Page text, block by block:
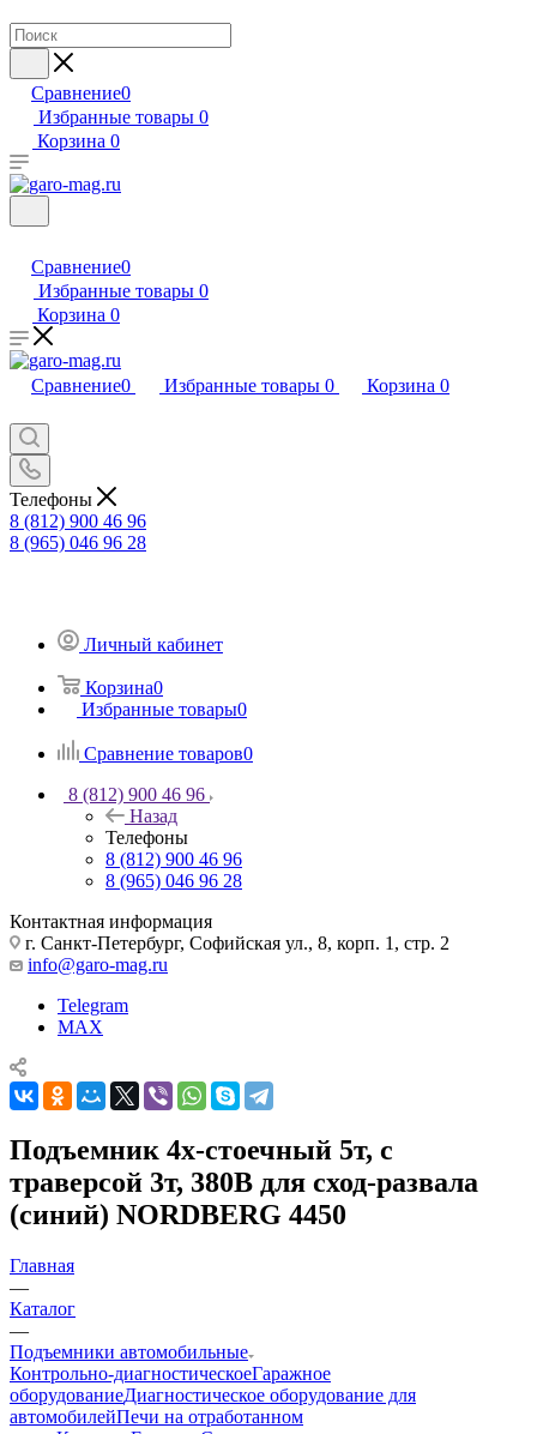
Сравнение0
Избранные товары 0
Корзина 0
Сравнение0
Избранные товары 0
Корзина 0
Сравнение0 Избранные товары 0 Корзина 0
Телефоны
8 (812) 900 46 96
8 (965) 046 96 28
Личный кабинет
Корзина0
Избранные товары0
Сравнение товаров0
8 (812) 900 46 96
Назад
Телефоны
8 (812) 900 46 96
8 (965) 046 96 28
Контактная информация
г. Санкт-Петербург, Софийская ул., 8, корп. 1, стр. 2
info@garo-mag.ru
Telegram
MAX
Подъемник 4х-стоечный 5т, c
траверсой 3т, 380В для сход-развала
(синий) NORDBERG 4450
Главная
—
Каталог
—
Подъемники автомобильные
Контрольно-диагностическоеГаражное
оборудованиеДиагностическое оборудование для
автомобилейПечи на отработанном